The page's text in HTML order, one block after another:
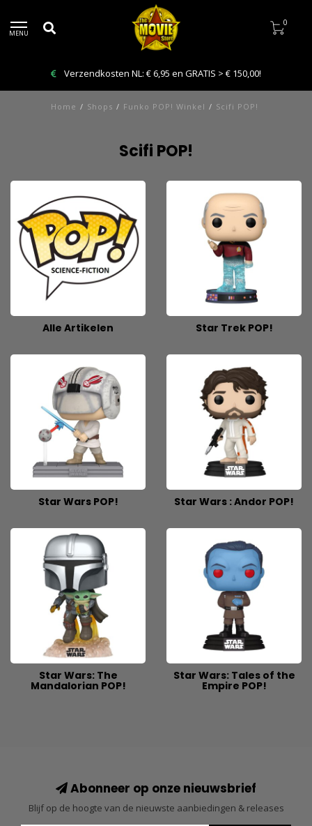
MENU
0
Verzendkosten NL: € 6,95 en GRATIS > € 150,00!
Home / Shops / Funko POP! Winkel / Scifi POP!
Scifi POP!
Alle Artikelen Star Trek POP!
Star Wars POP! Star Wars : Andor POP!
Star Wars: The
Mandalorian POP!
Star Wars: Tales of the
Empire POP!
Abonneer op onze nieuwsbrief
Blijf op de hoogte van de nieuwste aanbiedingen & releases